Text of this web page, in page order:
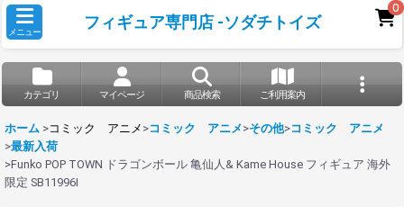
メニュー
フィギュア専門店 -ソダチトイズ
0
カテゴリ マイページ 商品検索 ご利用案内
ホーム >コミック アニメ >コミック アニメ >その他>コミック アニメ
>最新入荷
>Funko POP TOWN ドラゴンボール 亀仙人& Kame House フィギュア 海外
限定 SB11996I